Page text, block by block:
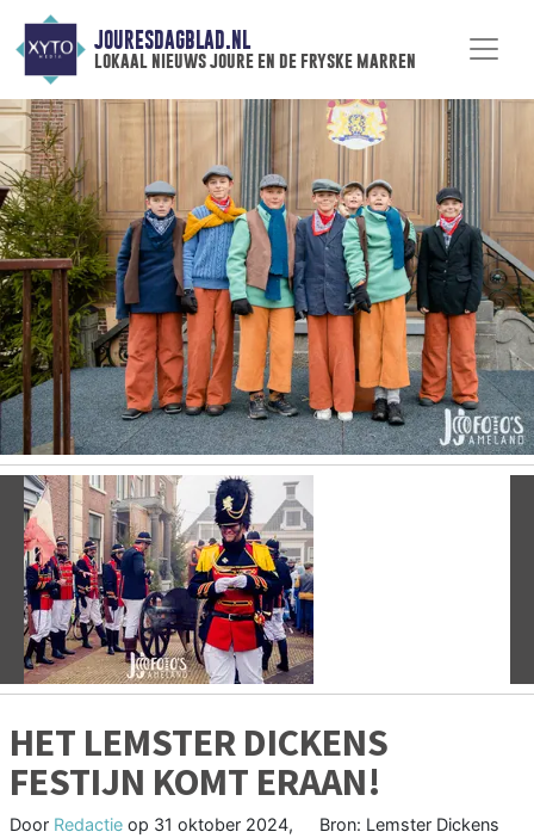
JOURESDAGBLAD.NL
lokaal nieuws joure en de fryske marren
Vorige
HET LEMSTER DICKENS
FESTIJN KOMT ERAAN!
Door Redactie op 31 oktober 2024,
Bron: Lemster Dickens